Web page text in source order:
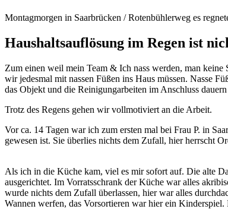
Montagmorgen in Saarbrücken / Rotenbühlerweg es
Haushaltsauflösung im Regen ist
Zum einen weil mein Team & Ich nass werden, man
wir jedesmal mit nassen Füßen ins Haus müssen. Nasse
das Objekt und die Reinigungarbeiten im Anschluss
Trotz des Regens gehen wir vollmotiviert an die Arbeit.
Vor ca. 14 Tagen war ich zum ersten mal bei Frau P. in
gewesen ist. Sie überlies nichts dem Zufall, hier herrscht
Als ich in die Küche kam, viel es mir sofort auf. Die alte
ausgerichtet. Im Vorratsschrank der Küche war alles
wurde nichts dem Zufall überlassen, hier war alles
Wannen werfen, das Vorsortieren war hier ein